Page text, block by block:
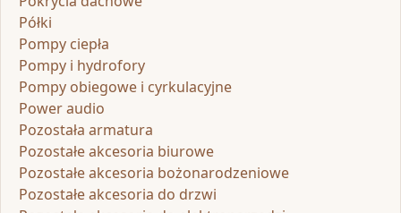
Półki
Pompy ciepła
Pompy i hydrofory
Pompy obiegowe i cyrkulacyjne
Power audio
Pozostała armatura
Pozostałe akcesoria biurowe
Pozostałe akcesoria bożonarodzeniowe
Pozostałe akcesoria do drzwi